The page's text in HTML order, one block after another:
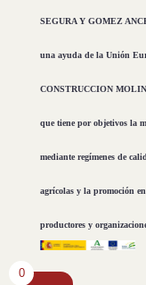
SEGURA Y GOMEZ
una ayuda de la Unión
CONSTRUCCION
que tiene por objetivos la
mediante regímenes de
agrícolas y la promoción
productores y
0